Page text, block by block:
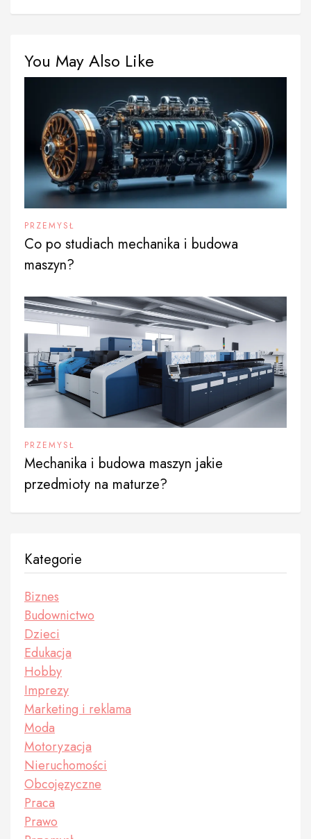
You May Also Like
PRZEMYSŁ
Co po studiach mechanika i budowa
maszyn?
PRZEMYSŁ
Mechanika i budowa maszyn jakie
przedmioty na maturze?
Kategorie
Biznes
Budownictwo
Dzieci
Edukacja
Hobby
Imprezy
Marketing i reklama
Moda
Motoryzacja
Nieruchomości
Obcojęzyczne
Praca
Prawo